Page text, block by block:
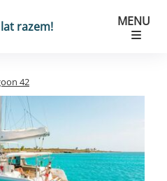
lat razem! MENU
42